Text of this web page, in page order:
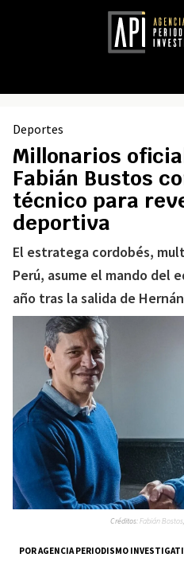
Deportes
Millonarios
Fabián Bustos
técnico para
deportiva
El estratega cordobés,
Perú, asume el mando del
año tras la salida de
POR AGENCIA PERIODISMO
Créditos:Fabián